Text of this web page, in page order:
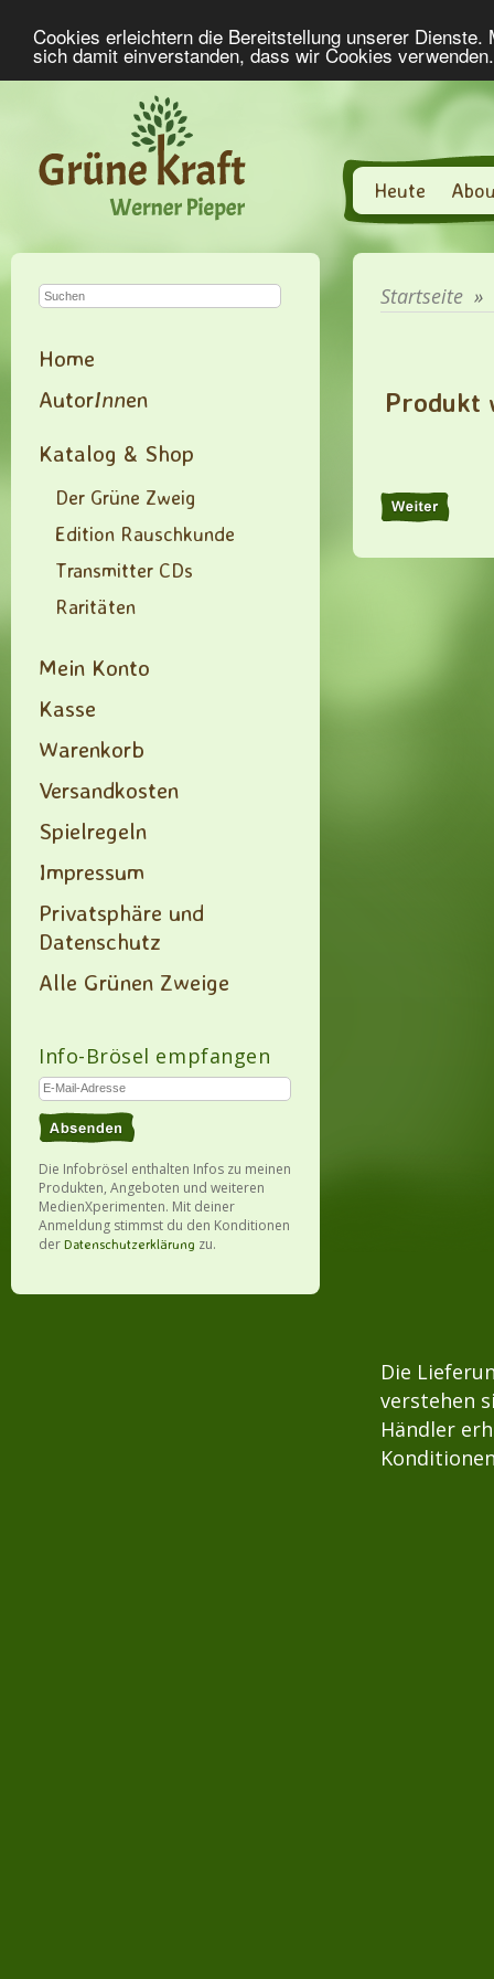
Cookies erleichtern die Bereitstellung unserer
sich damit einverstanden, dass wir Cookies
Heute
Home
AutorInnen
Katalog & Shop
Der Grüne Zweig
Edition Rauschkunde
Transmitter CDs
Raritäten
Mein Konto
Kasse
Warenkorb
Versandkosten
Spielregeln
Impressum
Privatsphäre und
Datenschutz
Alle Grünen Zweige
Info-Brösel empfangen
Die Infobrösel enthalten Infos zu meinen
Produkten, Angeboten und weiteren
MedienXperimenten. Mit deiner
Anmeldung stimmst du den Konditionen
der Datenschutzerklärung zu.
Startseite »
Produkt
Die
verstehen
Händler